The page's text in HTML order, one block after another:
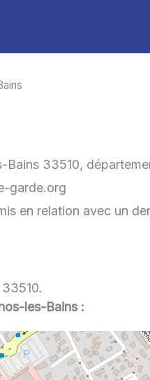
Bains 33510,
garde.org
en relation avec un
les-Bains :